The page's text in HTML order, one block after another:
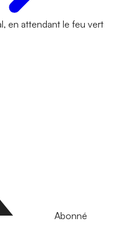
en attendant le feu vert
Abonné